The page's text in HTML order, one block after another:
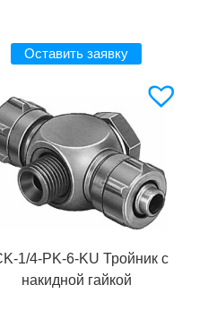
Оставить заявку
1/4-PK-6-KU Тройник с
накидной гайкой